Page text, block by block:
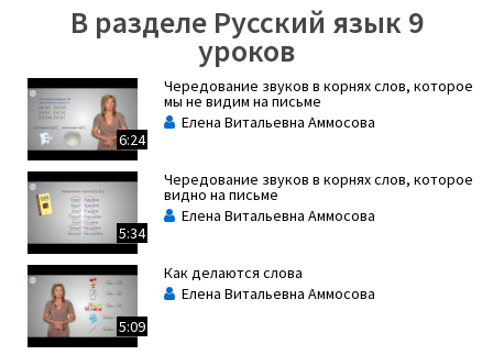
В разделе Русский язык 9
уроков
6:24
Чередование звуков в корнях слов, которое
мы не видим на письме
Елена Витальевна Аммосова
5:34
Чередование звуков в корнях слов, которое
видно на письме
Елена Витальевна Аммосова
5:09
Как делаются слова
Елена Витальевна Аммосова